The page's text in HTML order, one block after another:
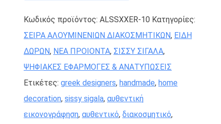
ποσότητα
Κωδικός προϊόντος: ALSSXXER-10 Κατηγορίες:
ΣΕΙΡΑ ΑΛΟΥΜΙΝΕΝΙΩΝ ΔΙΑΚΟΣΜΗΤΙΚΩΝ, ΕΙΔΗ
ΔΩΡΩΝ, ΝΕΑ ΠΡΟΙΟΝΤΑ, ΣΙΣΣΥ ΣΙΓΑΛΑ,
ΨΗΦΙΑΚΕΣ ΕΦΑΡΜΟΓΕΣ & ΑΝΑΤΥΠΩΣΕΙΣ
Ετικέτες: greek designers, handmade, home
decoration, sissy sigala, αυθεντική
εικονογράφηση, αυθεντικό, διακοσμητικό,